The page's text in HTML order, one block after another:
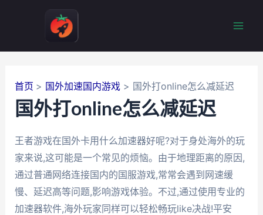
首页 国外加速国内游戏 国外打online怎么减延迟
国外打online怎么减延迟
王者游戏在国外卡用什么加速器好呢?对于身处海外的玩
家来说,这可能是一个常见的烦恼。由于地理距离的原因,
通过普通网络连接国内的国服游戏,常常会遇到网速缓
慢、延迟高等问题,影响游戏体验。不过,通过使用专业的
加速器软件,海外玩家同样可以轻松畅玩like决战!平安